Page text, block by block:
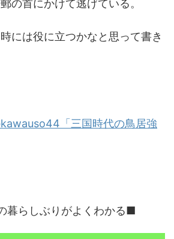
の首にかけて逃げている。
には役に立つかなと思って書き
「三国時代の鳥居強
暮らしぶりがよくわかる■